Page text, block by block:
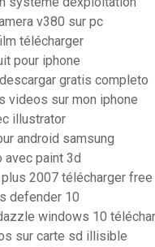
v380 sur pc
télécharger
pour iphone
gratis completo
videos sur mon iphone
illustrator
android samsung
avec paint 3d
2007 télécharger free
defender 10
windows 10
sur carte sd illisible